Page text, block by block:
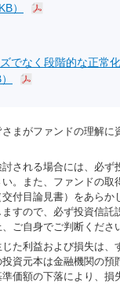
）
でなく段階的な正常
まがファンドの理解に
される場合には、必ず
。また、ファンドの取
付目論見書）をあらか
すので、必ず投資信託
ご自身でご判断くださ
た利益および損失は、
資元本は金融機関の預
価額の下落により、損